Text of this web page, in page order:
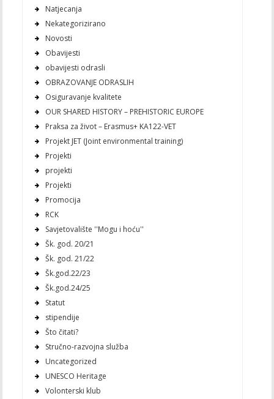
Natjecanja
Nekategorizirano
Novosti
Obavijesti
obavijesti odrasli
OBRAZOVANJE ODRASLIH
Osiguravanje kvalitete
OUR SHARED HISTORY – PREHISTORIC EUROPE
Praksa za život – Erasmus+ KA122-VET
Projekt JET (Joint environmental training)
Projekti
projekti
Projekti
Promocija
RCK
Savjetovalište ''Mogu i hoću''
Šk. god. 20/21
Šk. god. 21/22
Šk.god.22/23
Šk.god.24/25
Statut
stipendije
Što čitati?
Stručno-razvojna služba
Uncategorized
UNESCO Heritage
Volonterski klub